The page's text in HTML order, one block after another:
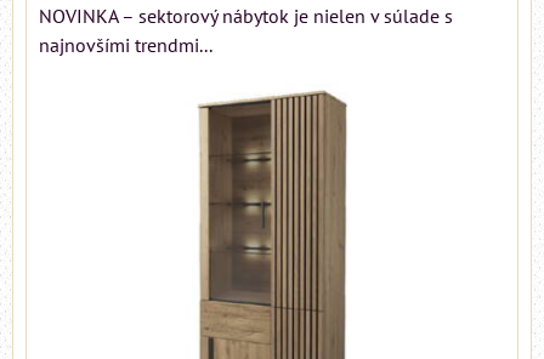
NOVINKA – sektorový nábytok je nielen v súlade s
najnovšími trendmi...